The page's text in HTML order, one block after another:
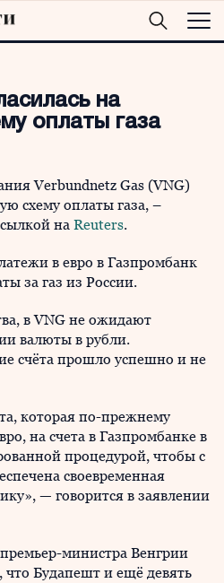
на
оплаты газа
Verbundnetz Gas (VNG)
схему оплаты газа, –
на Reuters.
в евро в Газпромбанк
за газ из России.
в VNG не ожидают
валюты в рубли.
счёта прошло успешно и не
которая по-прежнему
на счета в Газпромбанке в
процедурой, чтобы с
своевременная
— говорится в заявлении
министра Венгрии
что Будапешт и ещё девять